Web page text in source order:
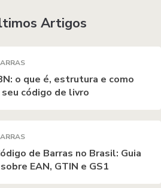
Artigos
o que é, estrutura e como
código de livro
de Barras no Brasil: Guia
EAN, GTIN e GS1